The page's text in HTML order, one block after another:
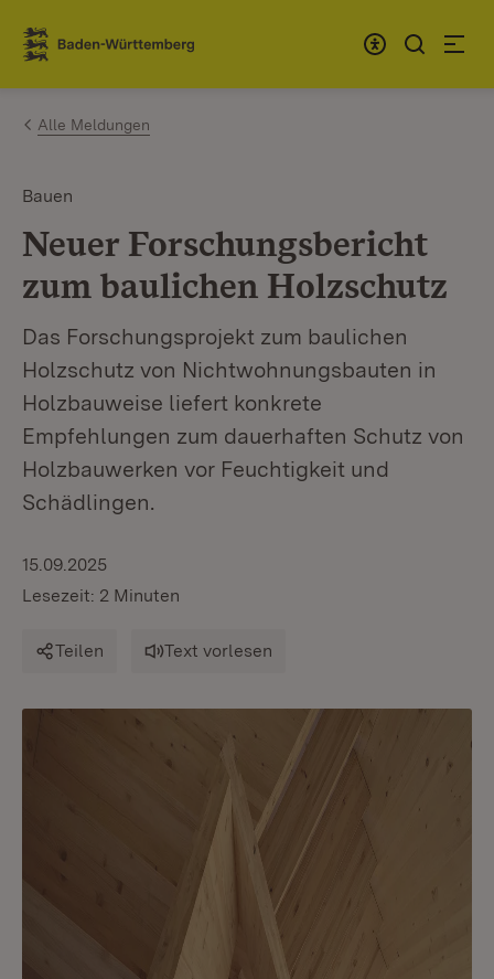
Zum Inhalt springen
Link zur Startseite
Alle Meldungen
Bauen
Neuer Forschungsbericht
zum baulichen Holzschutz
Das Forschungsprojekt zum baulichen
Holzschutz von Nichtwohnungsbauten in
Holzbauweise liefert konkrete
Empfehlungen zum dauerhaften Schutz von
Holzbauwerken vor Feuchtigkeit und
Schädlingen.
15.09.2025
Lesezeit: 2 Minuten
Teilen Text vorlesen